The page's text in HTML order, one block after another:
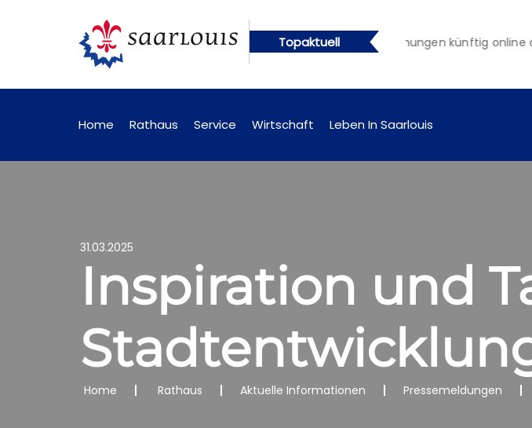
Topaktuell
künftig online abrufbar Öffentliche Bekanntmachungen künftig online
Home Rathaus Service Wirtschaft Leben In Saarlouis
31.03.2025
Inspiration und
Home Rathaus Aktuelle Informationen Pressemeldungen